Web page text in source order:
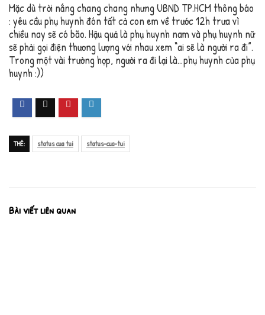
Mặc dù trời nắng chang chang nhưng UBND TP.HCM thông báo
: yêu cầu phụ huynh đón tất cả con em về trước 12h trưa vì
chiều nay sẽ có bão. Hậu quả là phụ huynh nam và phụ huynh nữ
sẽ phải gọi điện thương lượng với nhau xem “ai sẽ là người ra đi”.
Trong một vài trường hợp, người ra đi lại là…phụ huynh của phụ
huynh :))
THẺ: status cua tui status-cua-tui
Bài viết liên quan